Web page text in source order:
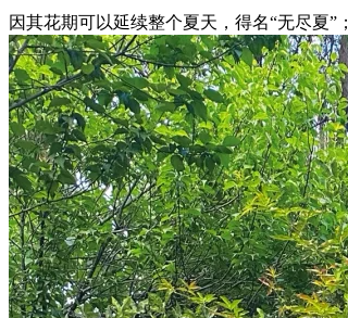
因其花期可以延续整个夏天，得名“无尽夏”；